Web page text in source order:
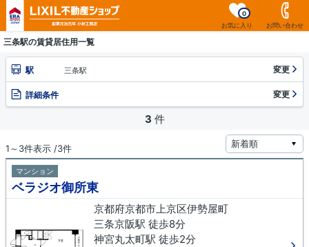
お気に入り
0
お問い合わせ
三条駅の賃貸居住用一覧
駅 三条駅 変更
詳細条件 変更
3 件
1～3件表示 /3件
マンション
ベラジオ御所東
京都府京都市上京区伊勢屋町
三条京阪駅 徒歩8分
神宮丸太町駅 徒歩2分